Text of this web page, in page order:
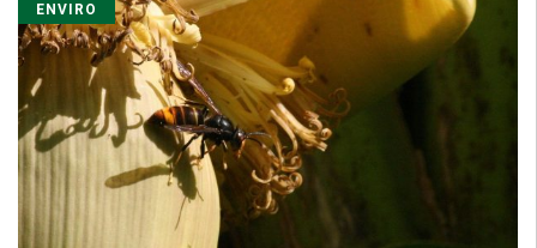
ENVIRO